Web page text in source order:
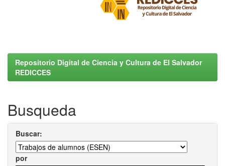
Repositorio Digital de Ciencia y Cultura de El Salvador
REDICCES
Busqueda
Buscar:
por